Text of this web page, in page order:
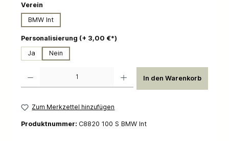
Verein
BMW Int
Personalisierung (+ 3,00 €*)
Ja
Nein
In den Warenkorb
Zum Merkzettel hinzufügen
Produktnummer: C8820 100 S BMW Int